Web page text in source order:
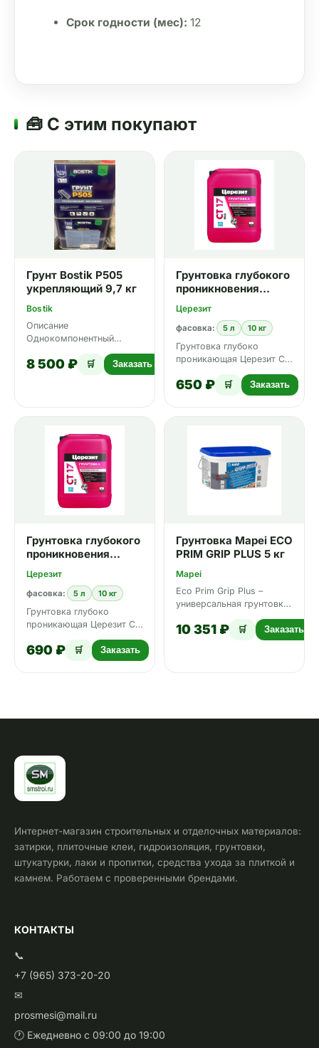
Срок годности (мес): 12
🧰 С этим покупают
Грунт Bostik P505
укрепляющий 9,7 кг
Bostik
Описание
Однокомпонентный
полиуретановый, готовый
к применению грунт для
подготовки разли…
8 500 ₽ 🛒 Заказать
Грунтовка глубокого
проникновения
Церезит CT 17 10 кг
Церезит
фасовка: 5 л 10 кг
Грунтовка глубоко
проникающая Церезит СТ
17 Грунтовка Церезит CT
17 применяется для
650 ₽ 🛒 Заказать
Грунтовка глубокого
проникновения
Церезит CT 17 5 л
Церезит
фасовка: 5 л 10 кг
Грунтовка глубоко
проникающая Церезит СТ
17 Грунтовка Церезит CT
17 применяется для
690 ₽ 🛒 Заказать
Грунтовка Mapei ECO
PRIM GRIP PLUS 5 кг
Mapei
Eco Prim Grip Plus –
универсальная грунтовка
с низким запахом и
низкой эмиссией летучих
10 351 ₽ 🛒 Заказать
Интернет-магазин строительных и отделочных материалов:
затирки, плиточные клеи, гидроизоляция, грунтовки,
штукатурки, лаки и пропитки, средства ухода за плиткой и
камнем. Работаем с проверенными брендами.
КОНТАКТЫ
📞
+7 (965) 373-20-20
✉
prosmesi@mail.ru
🕐 Ежедневно с 09:00 до 19:00